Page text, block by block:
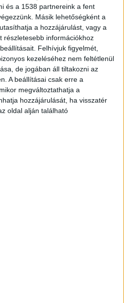
és a 1538 partnereink a fent
Másik lehetőségként a
a hozzájárulást, vagy a
részletesebb információkhoz
Felhívjuk figyelmét,
kezeléséhez nem feltétlenül
de jogában áll tiltakozni az
A beállításai csak erre a
megváltoztathatja a
hozzájárulását, ha visszatér
oldal alján található
KÜLDÉSE
talajközeli ózon